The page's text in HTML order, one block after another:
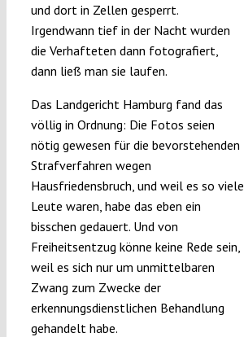
und dort in Zellen gesperrt.
Irgendwann tief in der Nacht wurden
die Verhafteten dann fotografiert,
dann ließ man sie laufen.
Das Landgericht Hamburg fand das
völlig in Ordnung: Die Fotos seien
nötig gewesen für die bevorstehenden
Strafverfahren wegen
Hausfriedensbruch, und weil es so viele
Leute waren, habe das eben ein
bisschen gedauert. Und von
Freiheitsentzug könne keine Rede sein,
weil es sich nur um unmittelbaren
Zwang zum Zwecke der
erkennungsdienstlichen Behandlung
gehandelt habe.